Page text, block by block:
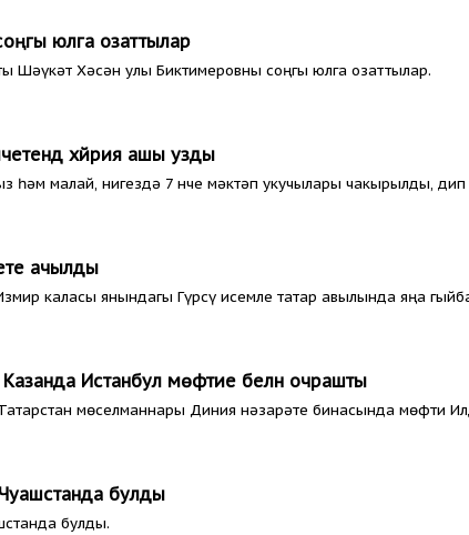
юлга озаттылар
Шәүкәт Хәсән улы Биктимеровны соңгы юлга озаттылар.
хәйрия ашы узды
һәм малай, нигездә 7 нче мәктәп укучылары чакырылды, дип
ачылды
каласы янындагы Гүрсү исемле татар авылында яңа
Истанбул мөфтие белән очрашты
мөселманнары Диния нәзарәте бинасында мөфти
булды
булды.